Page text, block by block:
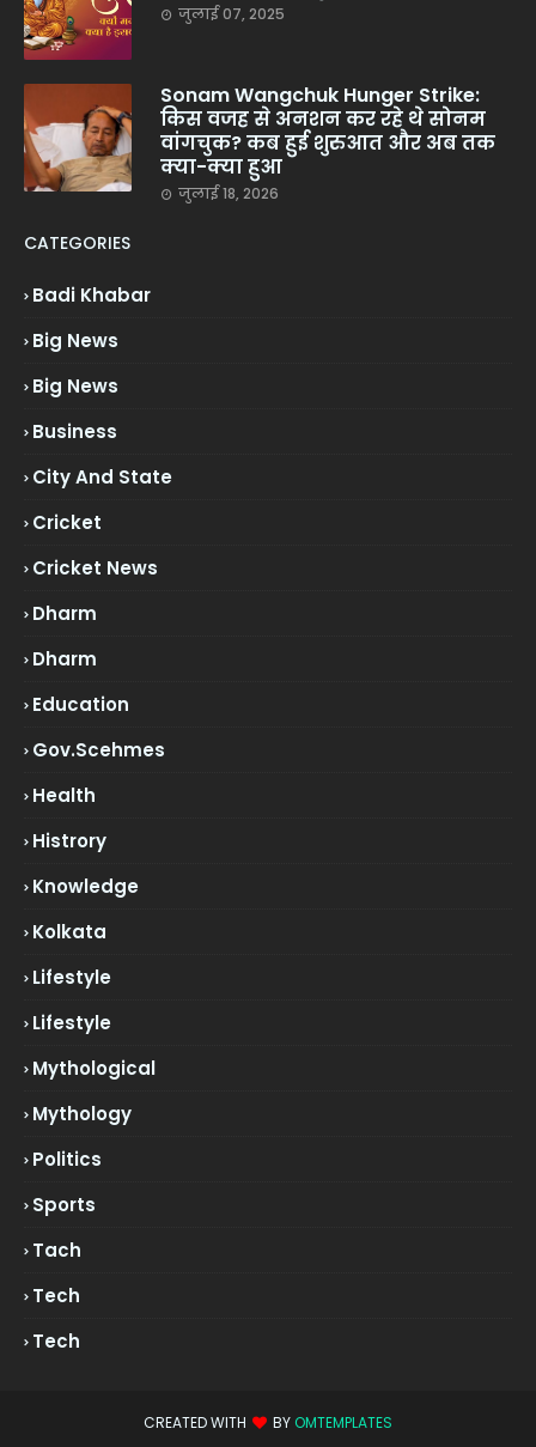
जुलाई 07, 2025
Sonam Wangchuk Hunger Strike:
किस वजह से अनशन कर रहे थे सोनम
वांगचुक? कब हुई शुरुआत और अब तक
क्या-क्या हुआ
जुलाई 18, 2026
CATEGORIES
Badi Khabar
Big News
Big News
Business
City And State
Cricket
Cricket News
Dharm
Dharm
Education
Gov.scehmes
Health
Histrory
Knowledge
Kolkata
Lifestyle
Lifestyle
Mythological
Mythology
Politics
Sports
Tach
Tech
Tech
CREATED WITH BY OMTEMPLATES